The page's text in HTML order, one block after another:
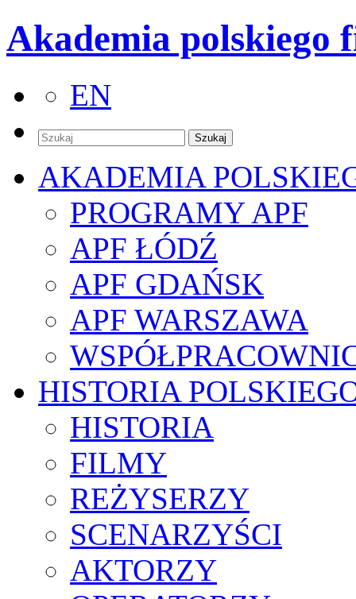
Akademia polskiego
EN
AKADEMIA
PROGRAMY APF
APF ŁÓDŹ
APF GDAŃSK
APF WARSZAWA
HISTORIA
HISTORIA
FILMY
REŻYSERZY
SCENARZYŚCI
AKTORZY